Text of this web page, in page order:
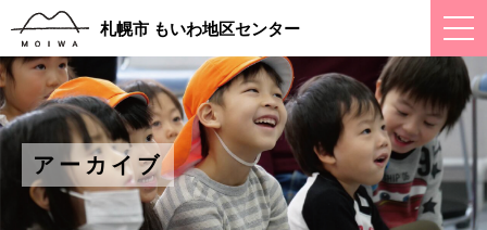
札幌市 もいわ地区センター
アーカイブ
ス
マ
ー
ト
フ
ォ
メ
ニ
ュ
ー